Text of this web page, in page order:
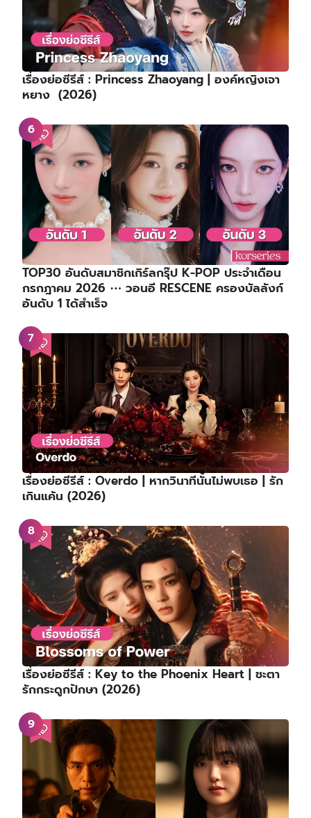
เรื่องย่อซีรีส์ : Princess Zhaoyang | องค์หญิงเจา
หยาง (2026)
TOP30 อันดับสมาชิกเกิร์ลกรุ๊ป K-POP ประจำเดือน
กรกฎาคม 2026 ⋯ วอนอี RESCENE ครองบัลลังก์
อันดับ 1 ได้สำเร็จ
เรื่องย่อซีรีส์ : Overdo | หากวินาทีนั้นไม่พบเธอ | รัก
เกินแค้น (2026)
เรื่องย่อซีรีส์ : Key to the Phoenix Heart | ชะตา
รักกระดูกปักษา (2026)